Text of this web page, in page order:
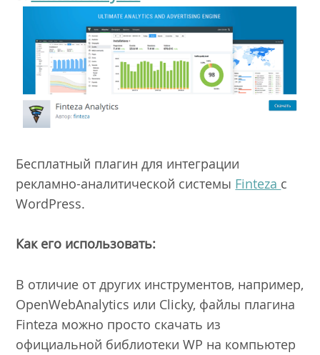
Бесплатный плагин для интеграции
рекламно-аналитической системы Finteza с
WordPress.
Как его использовать:
В отличие от других инструментов, например,
OpenWebAnalytics или Clicky, файлы плагина
Finteza можно просто скачать из
официальной библиотеки WP на компьютер